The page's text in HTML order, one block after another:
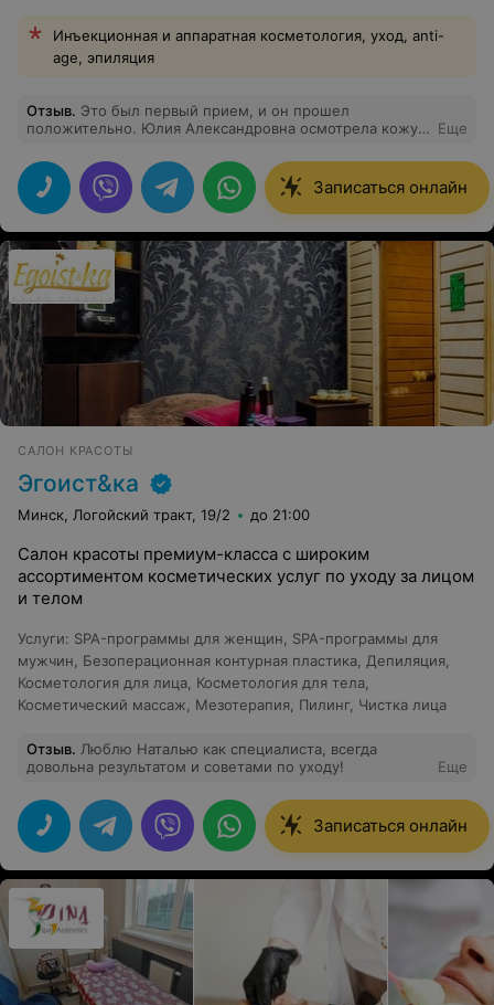
Инъекционная и аппаратная косметология, уход, anti-
age, эпиляция
Отзыв. Это был первый прием, и он прошел
положительно. Юлия Александровна осмотрела кожу
через месяц повторно. Клиника запомнилась уютной
атмосферой.
Еще
Записаться онлайн
САЛОН КРАСОТЫ
Эгоист&ка
Минск, Логойский тракт, 19/2 до 21:00
Салон красоты премиум-класса с широким
ассортиментом косметических услуг по уходу за лицом
и телом
Услуги: SPA-программы для женщин
SPA-программы для
мужчин
Безоперационная контурная пластика Депиляция
Косметология для лица Косметология для тела
Косметический массаж
Мезотерапия Пилинг, Чистка лица
Отзыв. Люблю Наталью как специалиста, всегда
довольна результатом и советами по уходу!
Еще
Записаться онлайн